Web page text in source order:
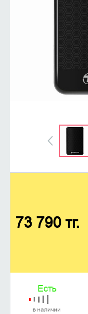
73 790 тг.
Есть
в наличии